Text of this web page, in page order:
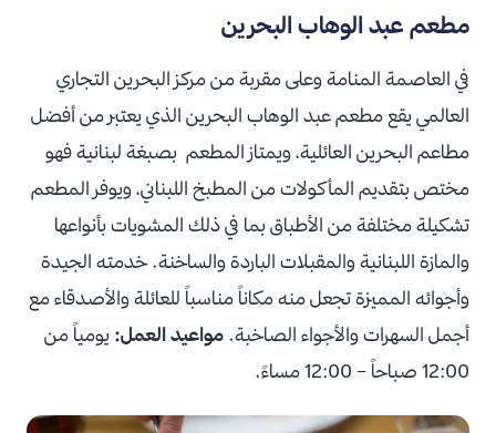
مطعم عبد الوهاب البحرين
في العاصمة المنامة وعلى مقربة من مركز البحرين التجاري
العالمي يقع مطعم عبد الوهاب البحرين الذي يعتبر من أفضل
مطاعم البحرين العائلية، ويمتاز المطعم بصبغة لبنانية فهو
مختص بتقديم المأكولات من المطبخ اللبناني، ويوفر المطعم
تشكيلة مختلفة من الأطباق بما في ذلك المشويات بأنواعها
والمازة اللبنانية والمقبلات الباردة والساخنة. خدمته الجيدة
وأجوائه المميزة تجعل منه مكاناً مناسباً للعائلة والأصدقاء مع
أجمل السهرات والأجواء الصاخبة. مواعيد العمل: يومياً من
12:00 صباحاً – 12:00 مساءً.